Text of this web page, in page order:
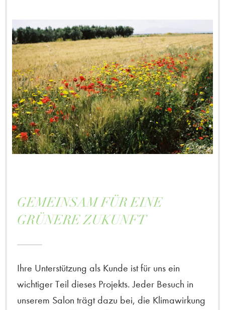
GEMEINSAM FÜR EINE
GRÜNERE ZUKUNFT
Ihre Unterstützung als Kunde ist für uns ein
wichtiger Teil dieses Projekts. Jeder Besuch in
unserem Salon trägt dazu bei, die Klimawirkung